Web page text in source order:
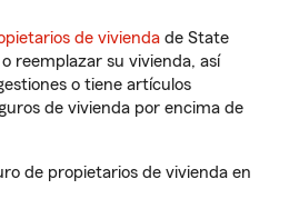
de vivienda de State
reemplazar su vivienda, así
o tiene artículos
de vivienda por encima de
de propietarios de vivienda en